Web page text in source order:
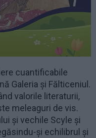
cuantificabile
Galeria și Fălticeniul.
valorile literaturii,
meleaguri de vis.
și vechile Scyle și
și echilibrul și